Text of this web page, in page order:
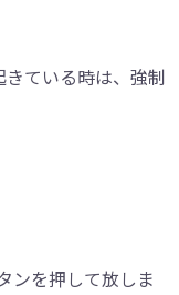
ている時は、強制
ンを押して放しま